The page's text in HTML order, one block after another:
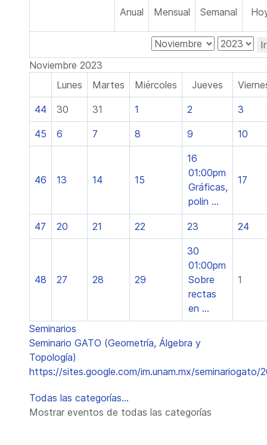
Anual Mensual Semanal
Noviembre 2023
Lunes
Martes Miércoles Jueves
44 30 31 1 2 3
45 6 7 8 9 10
46 13 14 15
16
01:00pm
Gráficas,
polin ...
17
47 20 21 22 23 24
48 27 28 29
30
01:00pm
Sobre
rectas
en ...
1
Seminarios
Seminario GATO (Geometría, Álgebra y
Topología)
https://sites.google.com/im.unam.mx/seminariogato/
Todas las categorías...
Mostrar eventos de todas las categorías